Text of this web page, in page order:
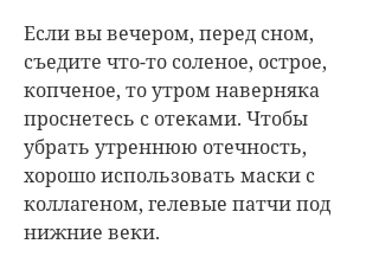
Если вы вечером, перед сном,
съедите что-то соленое, острое,
копченое, то утром наверняка
проснетесь с отеками. Чтобы
убрать утреннюю отечность,
хорошо использовать маски с
коллагеном, гелевые патчи под
нижние веки.